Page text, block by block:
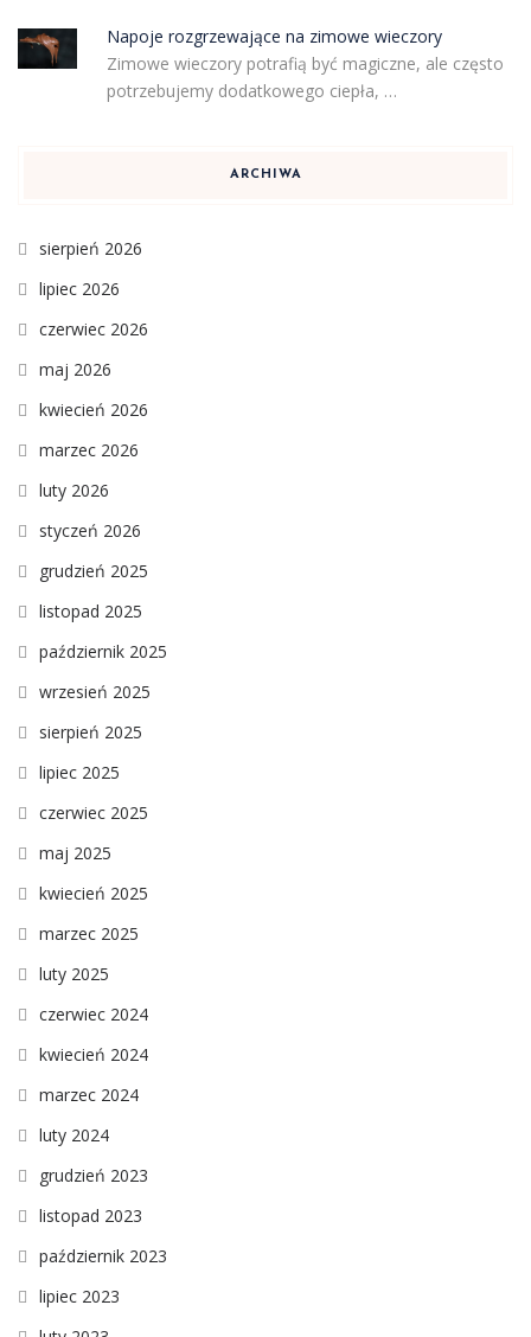
Napoje rozgrzewające na zimowe wieczory
Zimowe wieczory potrafią być magiczne, ale często
potrzebujemy dodatkowego ciepła, …
ARCHIWA
sierpień 2026
lipiec 2026
czerwiec 2026
maj 2026
kwiecień 2026
marzec 2026
luty 2026
styczeń 2026
grudzień 2025
listopad 2025
październik 2025
wrzesień 2025
sierpień 2025
lipiec 2025
czerwiec 2025
maj 2025
kwiecień 2025
marzec 2025
luty 2025
czerwiec 2024
kwiecień 2024
marzec 2024
luty 2024
grudzień 2023
listopad 2023
październik 2023
lipiec 2023